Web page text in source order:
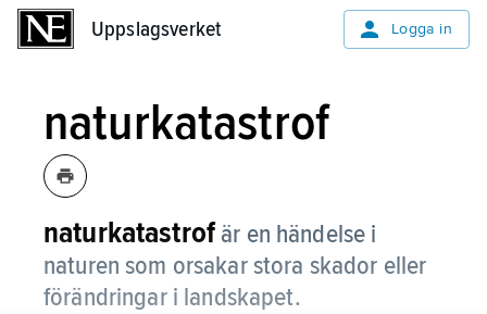
Uppslagsverket Logga in
naturkatastrof
naturkatastrof är en händelse i
naturen som orsakar stora skador eller
förändringar i landskapet.